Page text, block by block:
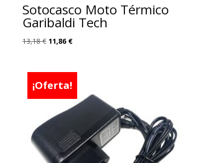
Sotocasco Moto Térmico
Garibaldi Tech
13,18€ El
era:
13,18 €.
11,86 €El
es:
¡Oferta!